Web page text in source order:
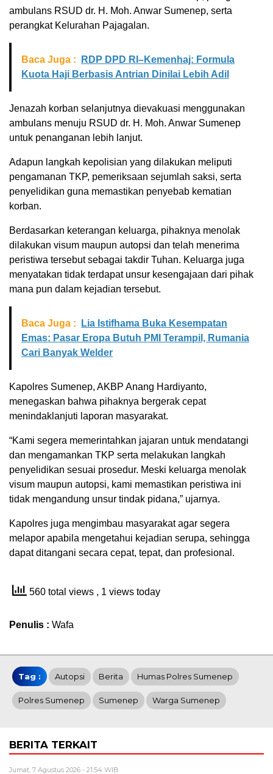
ambulans RSUD dr. H. Moh. Anwar Sumenep, serta
perangkat Kelurahan Pajagalan.
Baca Juga :
RDP DPD RI–Kemenhaj: Formula
Kuota Haji Berbasis Antrian Dinilai Lebih Adil
Jenazah korban selanjutnya dievakuasi menggunakan
ambulans menuju RSUD dr. H. Moh. Anwar Sumenep
untuk penanganan lebih lanjut.
Adapun langkah kepolisian yang dilakukan meliputi
pengamanan TKP, pemeriksaan sejumlah saksi, serta
penyelidikan guna memastikan penyebab kematian
korban.
Berdasarkan keterangan keluarga, pihaknya menolak
dilakukan visum maupun autopsi dan telah menerima
peristiwa tersebut sebagai takdir Tuhan. Keluarga juga
menyatakan tidak terdapat unsur kesengajaan dari pihak
mana pun dalam kejadian tersebut.
Baca Juga :
Lia Istifhama Buka Kesempatan
Emas: Pasar Eropa Butuh PMI Terampil, Rumania
Cari Banyak Welder
Kapolres Sumenep, AKBP Anang Hardiyanto,
menegaskan bahwa pihaknya bergerak cepat
menindaklanjuti laporan masyarakat.
“Kami segera memerintahkan jajaran untuk mendatangi
dan mengamankan TKP serta melakukan langkah
penyelidikan sesuai prosedur. Meski keluarga menolak
visum maupun autopsi, kami memastikan peristiwa ini
tidak mengandung unsur tindak pidana,” ujarnya.
Kapolres juga mengimbau masyarakat agar segera
melapor apabila mengetahui kejadian serupa, sehingga
dapat ditangani secara cepat, tepat, dan profesional.
560 total views , 1 views today
Penulis : Wafa
Tag : Autopsi Berita Humas Polres Sumenep
Polres Sumenep Sumenep Warga Sumenep
BERITA TERKAIT
Jumat, 7 Agustus 2026 - 21:54 WIB